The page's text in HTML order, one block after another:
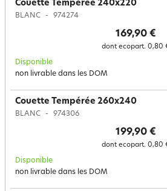
Couette Tempérée 240x220
BLANC 974274
169,90 €
dont ecopart. 0,80
Disponible
non livrable dans les DOM
Couette Tempérée 260x240
BLANC 974306
199,90 €
dont ecopart. 0,80
Disponible
non livrable dans les DOM